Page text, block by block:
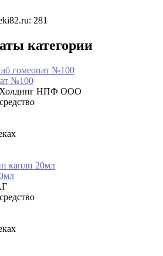
281
категории
№100
Холдинг НПФ ООО